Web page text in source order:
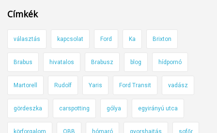
g
l
t
á
n
é
r
t
e
m
Címkék
választás kapcsolat Ford Ka Brixton
Brabus hivatalos Brabusz blog hídpornó
Martorell Rudolf Yaris Ford Transit vadász
gördeszka carspotting gólya egyirányú utca
körforgalom OBB hómaró gyorshajtás sofőr